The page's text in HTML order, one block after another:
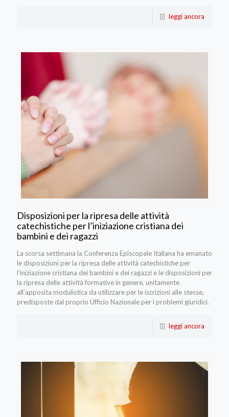
leggi ancora
Disposizioni per la ripresa delle attività
catechistiche per l’iniziazione cristiana dei
bambini e dei ragazzi
La scorsa settimana la Conferenza Episcopale Italiana ha emanato
le disposizioni per la ripresa delle attività catechistiche per
l’iniziazione cristiana dei bambini e dei ragazzi e le disposizioni per
la ripresa delle attività formative in genere, unitamente
all’apposita modulistica da utilizzare per le iscrizioni alle stesse,
predisposte dal proprio Ufficio Nazionale per i problemi giuridici.
leggi ancora